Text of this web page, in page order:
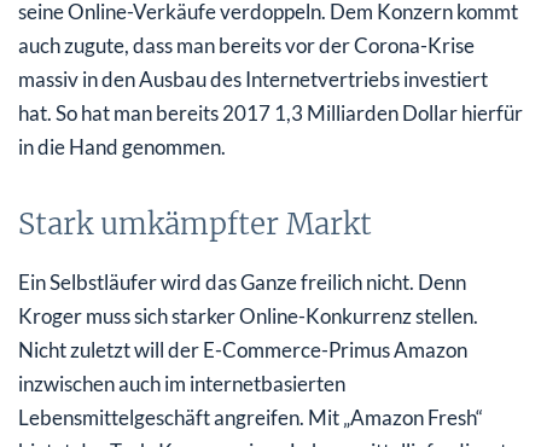
seine Online-Verkäufe verdoppeln. Dem Konzern kommt
auch zugute, dass man bereits vor der Corona-Krise
massiv in den Ausbau des Internetvertriebs investiert
hat. So hat man bereits 2017 1,3 Milliarden Dollar hierfür
in die Hand genommen.
Stark umkämpfter Markt
Ein Selbstläufer wird das Ganze freilich nicht. Denn
Kroger muss sich starker Online-Konkurrenz stellen.
Nicht zuletzt will der E-Commerce-Primus Amazon
inzwischen auch im internetbasierten
Lebensmittelgeschäft angreifen. Mit „Amazon Fresh“